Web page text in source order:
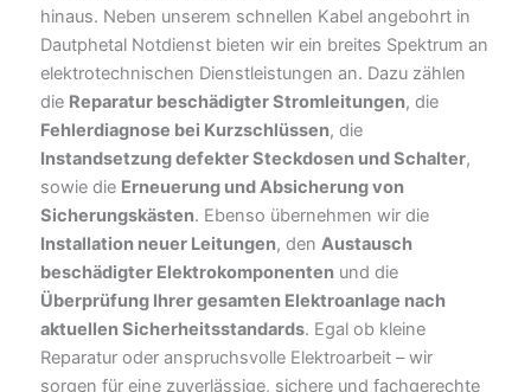
hinaus. Neben unserem schnellen Kabel angebohrt in
Dautphetal Notdienst bieten wir ein breites Spektrum an
elektrotechnischen Dienstleistungen an. Dazu zählen
die Reparatur beschädigter Stromleitungen, die
Fehlerdiagnose bei Kurzschlüssen, die
Instandsetzung defekter Steckdosen und Schalter,
sowie die Erneuerung und Absicherung von
Sicherungskästen. Ebenso übernehmen wir die
Installation neuer Leitungen, den Austausch
beschädigter Elektrokomponenten und die
Überprüfung Ihrer gesamten Elektroanlage nach
aktuellen Sicherheitsstandards. Egal ob kleine
Reparatur oder anspruchsvolle Elektroarbeit – wir
sorgen für eine zuverlässige, sichere und fachgerechte